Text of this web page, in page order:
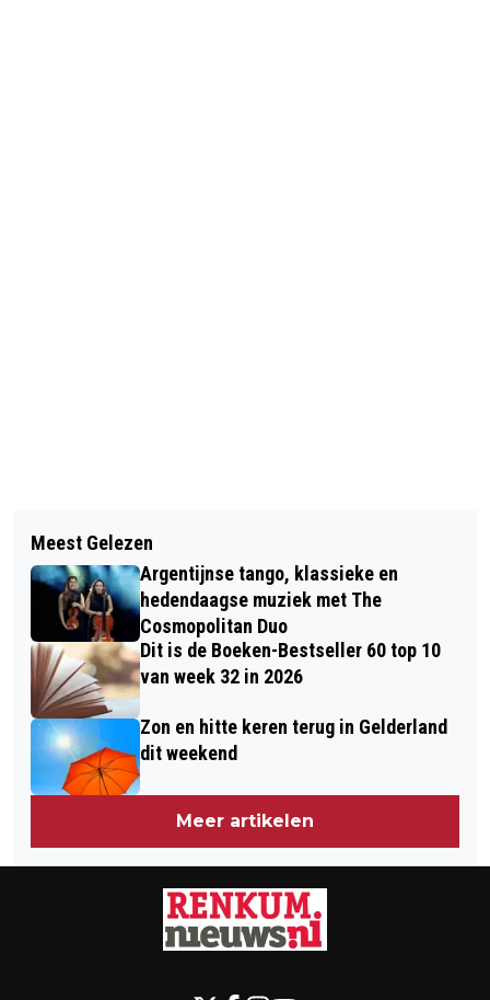
MOOIE ZOMERMIDDAG RETRAITE IN
RENKUM
AANHOUDINGEN NA FLINKE
VECHTPARTIJ OP HET AZC
BOSRANDWEG WAGENINGEN
Meest Gelezen
Argentijnse tango, klassieke en
hedendaagse muziek met The
Cosmopolitan Duo
Dit is de Boeken-Bestseller 60 top 10
van week 32 in 2026
Zon en hitte keren terug in Gelderland
dit weekend
Meer artikelen